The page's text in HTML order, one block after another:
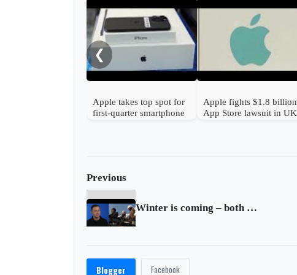
❮
Apple takes top spot for
first-quarter smartphone
Apple fights $1.8 billion
App Store lawsuit in UK
Previous
Winter is coming – both Ukrainian and Russian forces want to use winter
Blogger Facebook